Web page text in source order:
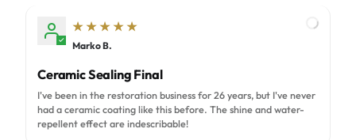
Marko B.
Ceramic Sealing Final
I've been in the restoration business for 26 years, but I've never
had a ceramic coating like this before. The shine and water-
repellent effect are indescribable!